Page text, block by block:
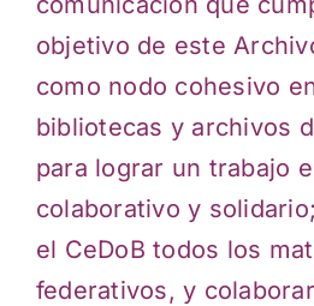
objetivo de este
como nodo cohesivo
bibliotecas y archivos
para lograr un trabajo
colaborativo y
el CeDoB todos los
federativos, y